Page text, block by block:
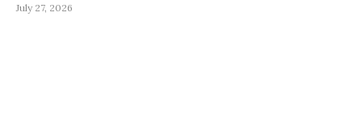
July 27, 2026